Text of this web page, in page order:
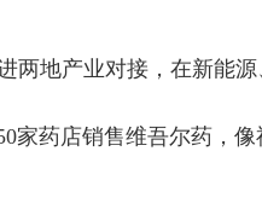
地产业对接，在新能
药店销售维吾尔药，